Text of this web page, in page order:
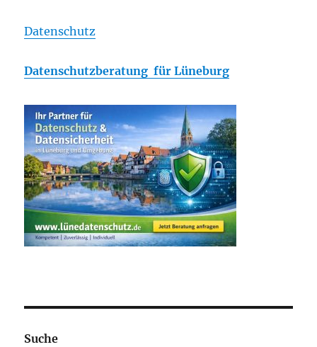
Datenschutz
Datenschutzberatung für Lüneburg
Suche